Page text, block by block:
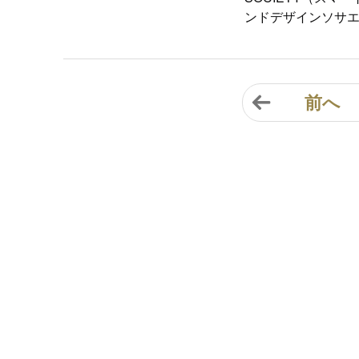
ンドデザインソサエ
前へ